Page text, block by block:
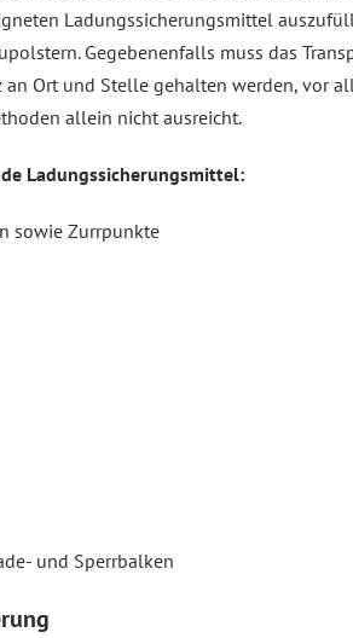
Ladungssicherungsmittel
Gegebenenfalls muss das
Ort und Stelle gehalten werden, vor
allein nicht ausreicht.
Ladungssicherungsmittel:
sowie Zurrpunkte
und Sperrbalken